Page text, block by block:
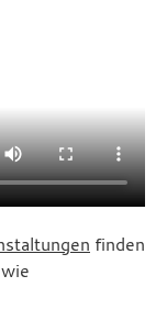
finden